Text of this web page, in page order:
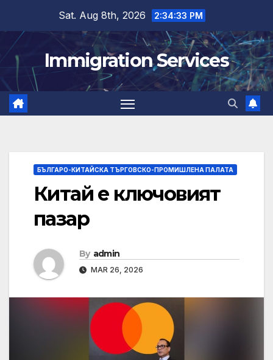
content
Sat. Aug 8th, 2026 2:34:34 PM
Immigration Services
БЪЛГАРО-КИТАЙСКА ТЪРГОВСКО-ПРОМИШЛЕНА ПАЛАТА
Китай е ключовият
пазар
By admin
MAR 26, 2026